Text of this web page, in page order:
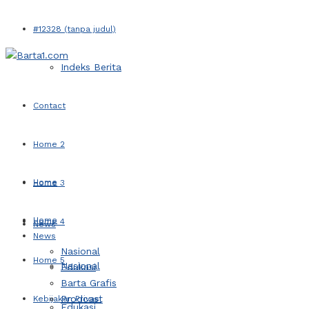
#12328 (tanpa judul)
Indeks Berita
Contact
Home 2
Home 3
Home 4
Home 5
Kebijakan Privasi
Home
News
Nasional
Home
News
Nasional
Edukasi
Barta Grafis
Prodcast